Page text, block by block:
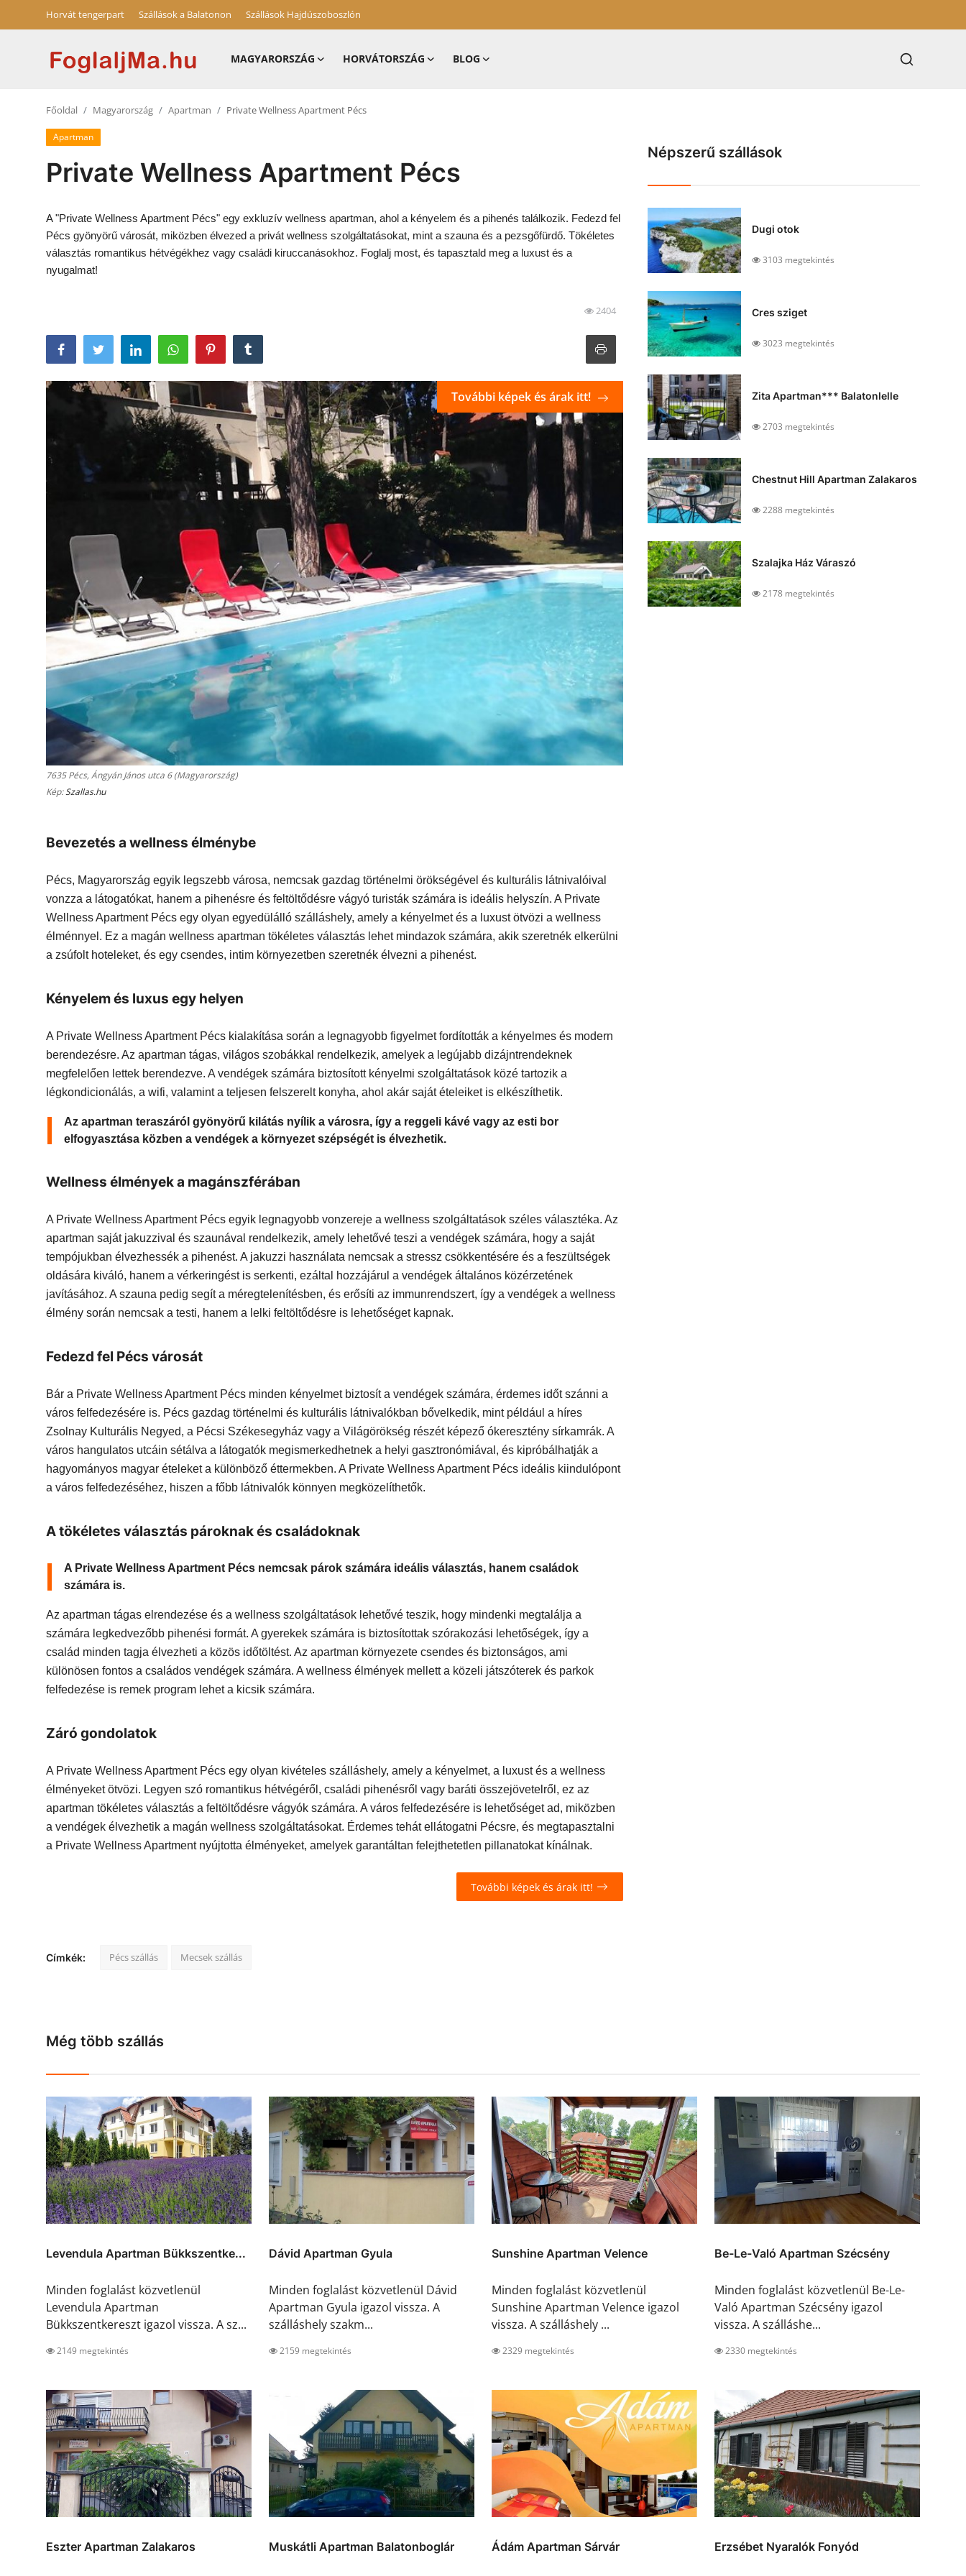
Horvát tengerpart Szállások a Balatonon Szállások Hajdúszoboszlón
MAGYARORSZÁG HORVÁTORSZÁG BLOG
Horvátország
Szállások Hajdúszoboszlón
Főoldal Magyarország Apartman Private Wellness Apartment Pécs
Apartman
Private Wellness Apartment Pécs
A "Private Wellness Apartment Pécs" egy exkluzív wellness apartman, ahol a kényelem és a pihenés találkozik. Fedezd fel
Pécs gyönyörű városát, miközben élvezed a privát wellness szolgáltatásokat, mint a szauna és a pezsgőfürdő. Tökéletes
választás romantikus hétvégékhez vagy családi kiruccanásokhoz. Foglalj most, és tapasztald meg a luxust és a
nyugalmat!
2404
7635 Pécs, Ángyán János utca 6 (Magyarország)
Kép:Szallas.hu
További képek és árak itt!
Bevezetés a wellness élménybe
Pécs, Magyarország egyik legszebb városa, nemcsak gazdag történelmi örökségével és kulturális látnivalóival
vonzza a látogatókat, hanem a pihenésre és feltöltődésre vágyó turisták számára is ideális helyszín. A Private
Wellness Apartment Pécs egy olyan egyedülálló szálláshely, amely a kényelmet és a luxust ötvözi a wellness
élménnyel. Ez a magán wellness apartman tökéletes választás lehet mindazok számára, akik szeretnék elkerülni
a zsúfolt hoteleket, és egy csendes, intim környezetben szeretnék élvezni a pihenést.
Kényelem és luxus egy helyen
A Private Wellness Apartment Pécs kialakítása során a legnagyobb figyelmet fordították a kényelmes és modern
berendezésre. Az apartman tágas, világos szobákkal rendelkezik, amelyek a legújabb dizájntrendeknek
megfelelően lettek berendezve. A vendégek számára biztosított kényelmi szolgáltatások közé tartozik a
légkondicionálás, a wifi, valamint a teljesen felszerelt konyha, ahol akár saját ételeiket is elkészíthetik.
Az apartman teraszáról gyönyörű kilátás nyílik a városra, így a reggeli kávé vagy az esti bor
elfogyasztása közben a vendégek a környezet szépségét is élvezhetik.
Wellness élmények a magánszférában
A Private Wellness Apartment Pécs egyik legnagyobb vonzereje a wellness szolgáltatások széles választéka. Az
apartman saját jakuzzival és szaunával rendelkezik, amely lehetővé teszi a vendégek számára, hogy a saját
tempójukban élvezhessék a pihenést. A jakuzzi használata nemcsak a stressz csökkentésére és a feszültségek
oldására kiváló, hanem a vérkeringést is serkenti, ezáltal hozzájárul a vendégek általános közérzetének
javításához. A szauna pedig segít a méregtelenítésben, és erősíti az immunrendszert, így a vendégek a wellness
élmény során nemcsak a testi, hanem a lelki feltöltődésre is lehetőséget kapnak.
Fedezd fel Pécs városát
Bár a Private Wellness Apartment Pécs minden kényelmet biztosít a vendégek számára, érdemes időt szánni a
város felfedezésére is. Pécs gazdag történelmi és kulturális látnivalókban bővelkedik, mint például a híres
Zsolnay Kulturális Negyed, a Pécsi Székesegyház vagy a Világörökség részét képező ókeresztény sírkamrák. A
város hangulatos utcáin sétálva a látogatók megismerkedhetnek a helyi gasztronómiával, és kipróbálhatják a
hagyományos magyar ételeket a különböző éttermekben. A Private Wellness Apartment Pécs ideális kiindulópont
a város felfedezéséhez, hiszen a főbb látnivalók könnyen megközelíthetők.
A tökéletes választás pároknak és családoknak
A Private Wellness Apartment Pécs nemcsak párok számára ideális választás, hanem családok
számára is.
Az apartman tágas elrendezése és a wellness szolgáltatások lehetővé teszik, hogy mindenki megtalálja a
számára legkedvezőbb pihenési formát. A gyerekek számára is biztosítottak szórakozási lehetőségek, így a
család minden tagja élvezheti a közös időtöltést. Az apartman környezete csendes és biztonságos, ami
különösen fontos a családos vendégek számára. A wellness élmények mellett a közeli játszóterek és parkok
felfedezése is remek program lehet a kicsik számára.
Záró gondolatok
A Private Wellness Apartment Pécs egy olyan kivételes szálláshely, amely a kényelmet, a luxust és a wellness
élményeket ötvözi. Legyen szó romantikus hétvégéről, családi pihenésről vagy baráti összejövetelről, ez az
apartman tökéletes választás a feltöltődésre vágyók számára. A város felfedezésére is lehetőséget ad, miközben
a vendégek élvezhetik a magán wellness szolgáltatásokat. Érdemes tehát ellátogatni Pécsre, és megtapasztalni
a Private Wellness Apartment nyújtotta élményeket, amelyek garantáltan felejthetetlen pillanatokat kínálnak.
További képek és árak itt!
Címkék: Pécs szállás Mecsek szállás
Népszerű szállások
Dugi otok
3103 megtekintés
Cres sziget
3023 megtekintés
Zita Apartman*** Balatonlelle
2703 megtekintés
Chestnut Hill Apartman Zalakaros
2288 megtekintés
Szalajka Ház Váraszó
2178 megtekintés
Még több szállás
Levendula Apartman Bükkszentke...
Minden foglalást közvetlenül
Levendula Apartman
Bükkszentkereszt igazol vissza. A sz...
2149 megtekintés
Dávid Apartman Gyula
Minden foglalást közvetlenül Dávid
Apartman Gyula igazol vissza. A
szálláshely szakm...
2159 megtekintés
Sunshine Apartman Velence
Minden foglalást közvetlenül
Sunshine Apartman Velence igazol
vissza. A szálláshely ...
2329 megtekintés
Be-Le-Való Apartman Szécsény
Minden foglalást közvetlenül Be-Le-
Való Apartman Szécsény igazol
vissza. A szálláshe...
2330 megtekintés
Eszter Apartman Zalakaros Muskátli Apartman Balatonboglár Ádám Apartman Sárvár Erzsébet Nyaralók Fonyód